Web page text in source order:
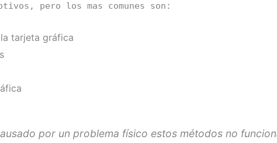
pero los mas comunes son:
tarjeta gráfica
por un problema físico estos métodos no